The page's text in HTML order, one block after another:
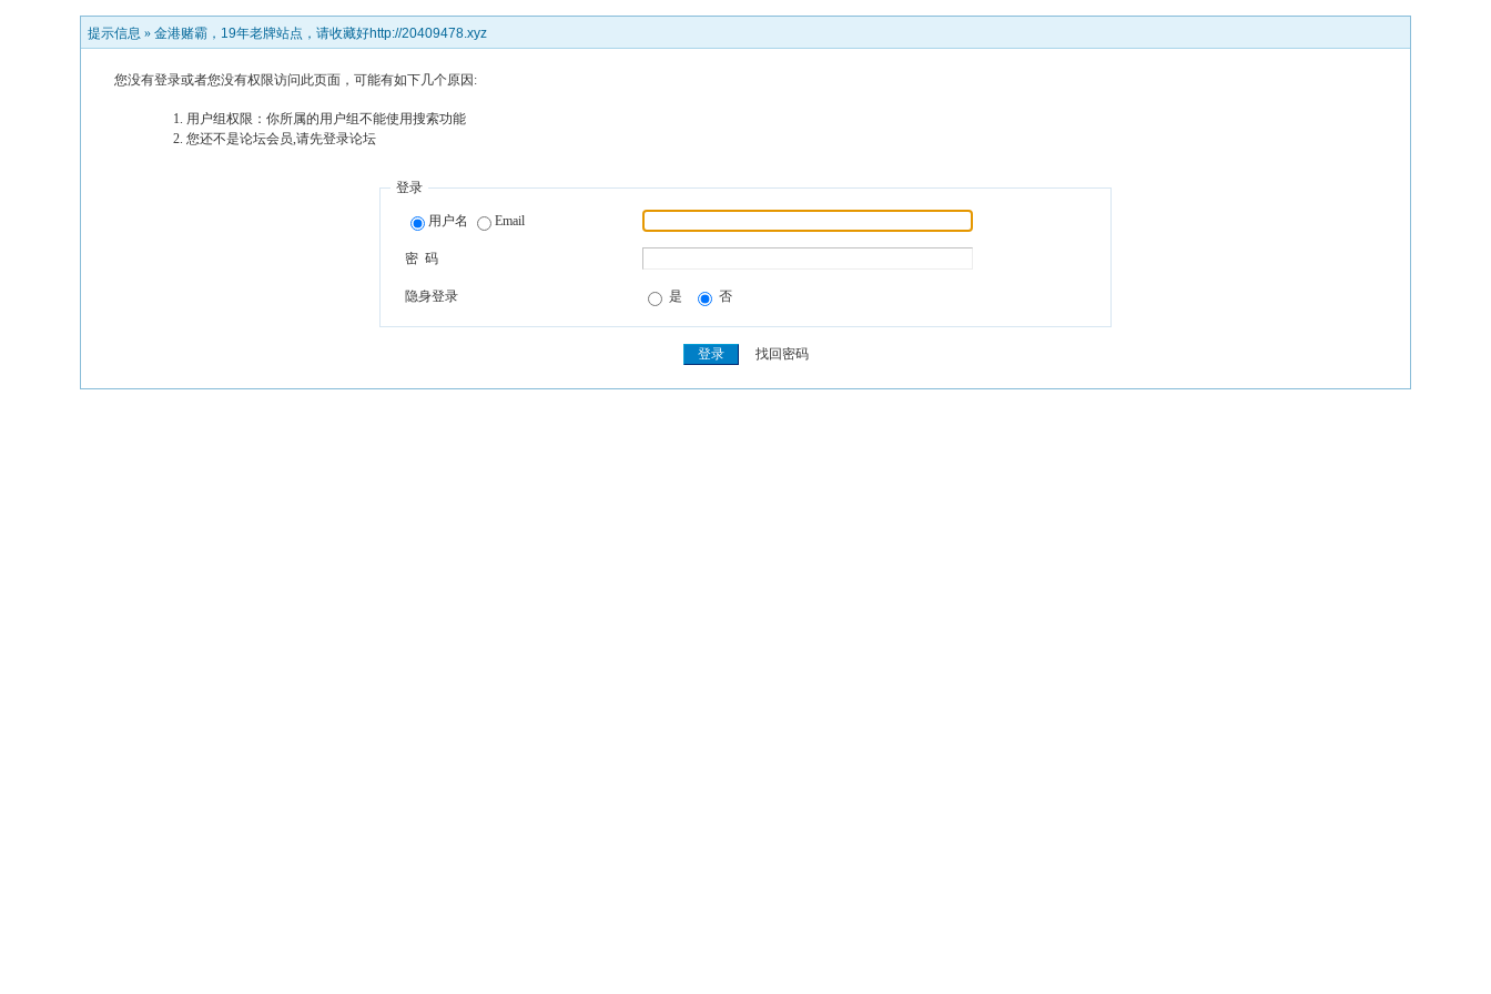
提示信息 » 金港赌霸，19年老牌站点，请收藏好http://20409478.xyz
您没有登录或者您没有权限访问此页面，可能有如下几个原因:
用户组权限：你所属的用户组不能使用搜索功能
您还不是论坛会员,请先登录论坛
登录
用户名 Email
密 码
隐身登录 是 否
找回密码